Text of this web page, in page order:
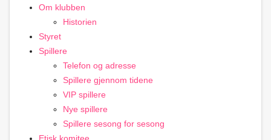
Om klubben
Historien
Styret
Spillere
Telefon og adresse
Spillere gjennom tidene
VIP spillere
Nye spillere
Spillere sesong for sesong